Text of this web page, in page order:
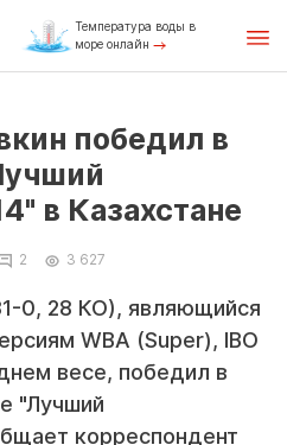
Температура воды в
море онлайн
победил в
в Казахстане
2 3 627
0, 28 КО), являющийся
WBA (Super), IBO
весе, победил в
"Лучший
корреспондент